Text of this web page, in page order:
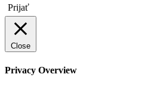
Prijať
Close
Privacy Overview